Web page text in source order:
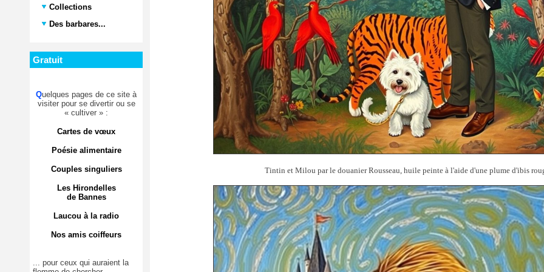
Collections
Des barbares...
Gratuit
Quelques pages de ce site à
visiter pour se divertir ou se
« cultiver » :
Cartes de vœux
Poésie alimentaire
Couples singuliers
Les Hirondelles
de Bannes
Laucou à la radio
Nos amis coiffeurs
... pour ceux qui auraient la
Tintin et Milou par le douanier Rousseau, huile peinte à l'aide d'une plume d'ibis